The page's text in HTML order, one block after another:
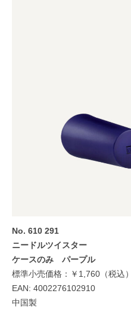
No. 610 291
ニードルツイスター
ケースのみ パープル
標準小売価格：￥1,760（税込）
EAN: 4002276102910
中国製